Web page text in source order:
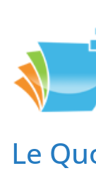
contenu
Le